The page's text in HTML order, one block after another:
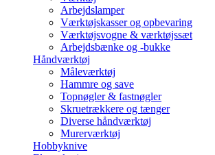
Arbejdslamper
Værktøjskasser og opbevaring
Værktøjsvogne & værktøjssæt
Arbejdsbænke og -bukke
Håndværktøj
Måleværktøj
Hammre og save
Topnøgler & fastnøgler
Skruetrækkere og tænger
Diverse håndværktøj
Murerværktøj
Hobbyknive